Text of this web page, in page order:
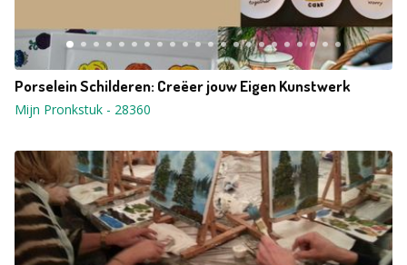
Porselein Schilderen: Creëer jouw Eigen Kunstwerk
Mijn Pronkstuk - 28360